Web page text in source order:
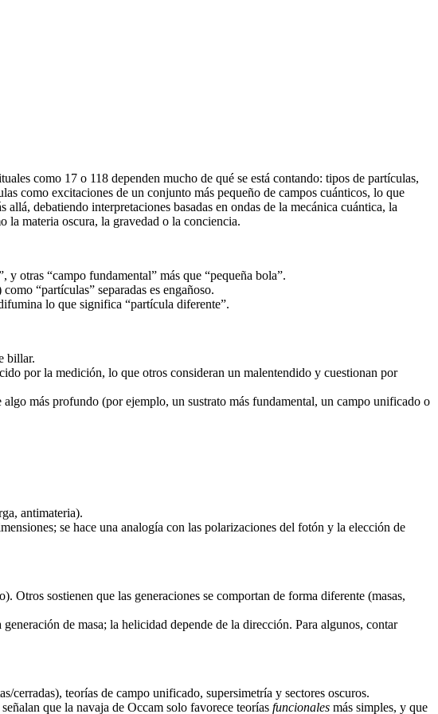
como 17 o 118 dependen mucho de qué se está contando: tipos de partículas,
como excitaciones de un conjunto más pequeño de campos cuánticos, lo que
debatiendo interpretaciones basadas en ondas de la mecánica cuántica, la
la materia oscura, la gravedad o la conciencia.
y otras “campo fundamental” más que “pequeña bola”.
“partículas” separadas es engañoso.
lo que significa “partícula diferente”.
billar.
por la medición, lo que otros consideran un malentendido y cuestionan por
más profundo (por ejemplo, un sustrato más fundamental, un campo unificado o
antimateria).
se hace una analogía con las polarizaciones del fotón y la elección de
sostienen que las generaciones se comportan de forma diferente (masas,
de masa; la helicidad depende de la dirección. Para algunos, contar
cerradas), teorías de campo unificado, supersimetría y sectores oscuros.
que la navaja de Occam solo favorece teorías funcionales más simples, y que